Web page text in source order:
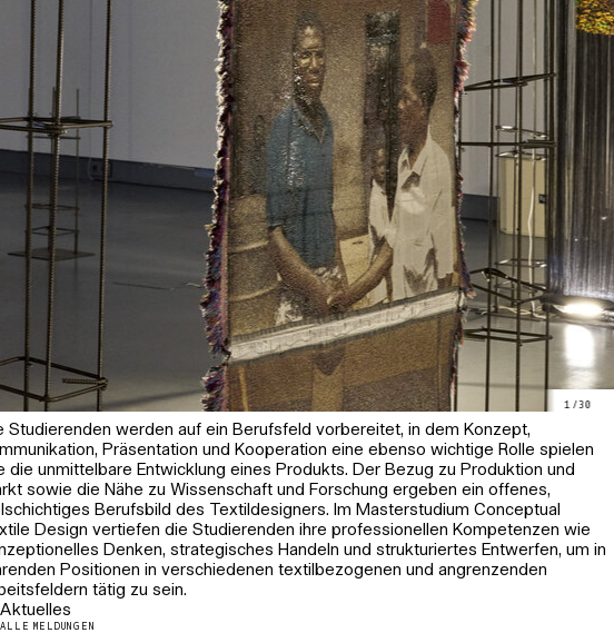
1 / 30
Foto: Roxana Rios
Studierenden werden auf ein Berufsfeld vorbereitet, in dem Konzept,
Präsentation und Kooperation eine ebenso wichtige Rolle spielen
die unmittelbare Entwicklung eines Produkts. Der Bezug zu Produktion und
sowie die Nähe zu Wissenschaft und Forschung ergeben ein offenes,
Berufsbild des Textildesigners. Im Masterstudium Conceptual
Design vertiefen die Studierenden ihre professionellen Kompetenzen wie
Denken, strategisches Handeln und strukturiertes Entwerfen, um in
Positionen in verschiedenen textilbezogenen und angrenzenden
tätig zu sein.
Aktuelles
ALLE MELDUNGEN